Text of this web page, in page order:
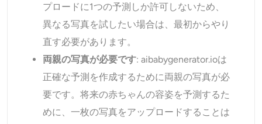
プロードに1つの予測しか許可しないため、
異なる写真を試したい場合は、最初からやり
直す必要があります。
両親の写真が必要です: aibabygenerator.ioは
正確な予測を作成するために両親の写真が必
要です。将来の赤ちゃんの容姿を予測するた
めに、一枚の写真をアップロードすることは